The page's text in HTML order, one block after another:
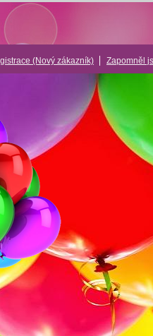
(Nový zákazník) Zapomněl